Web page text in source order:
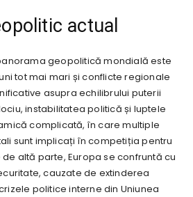
actual
geopolitică mondială este
tot mai mari și conflicte regionale
asupra echilibrului puterii
instabilitatea politică și luptele
complicată, în care multiple
sunt implicați în competiția pentru
altă parte, Europa se confruntă cu
cauzate de extinderea
politice interne din Uniunea